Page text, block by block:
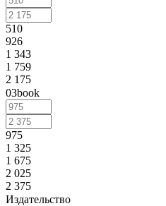
510
926
1 343
1 759
2 175
03book
975
1 325
1 675
2 025
2 375
Издательство